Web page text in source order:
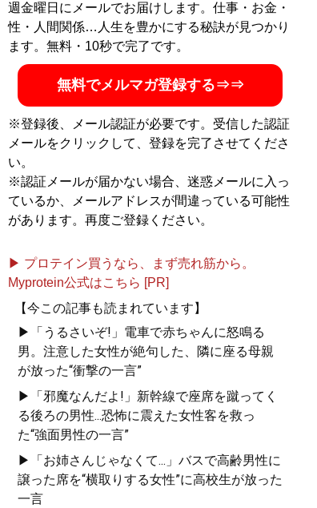
週金曜日にメールでお届けします。仕事・お金・
性・人間関係…人生を豊かにする秘訣が見つかり
ます。無料・10秒で完了です。
無料でメルマガ登録する⇒⇒
※登録後、メール認証が必要です。受信した認証
メールをクリックして、登録を完了させてくださ
い。
※認証メールが届かない場合、迷惑メールに入っ
ているか、メールアドレスが間違っている可能性
があります。再度ご登録ください。
▶ プロテイン買うなら、まず売れ筋から。
Myprotein公式はこちら [PR]
【今この記事も読まれています】
▶「うるさいぞ!」電車で赤ちゃんに怒鳴る
男。注意した女性が絶句した、隣に座る母親
が放った“衝撃の一言”
▶「邪魔なんだよ!」新幹線で座席を蹴ってく
る後ろの男性...恐怖に震えた女性客を救っ
た“強面男性の一言”
▶「お姉さんじゃなくて...」バスで高齢男性に
譲った席を“横取りする女性”に高校生が放った
一言